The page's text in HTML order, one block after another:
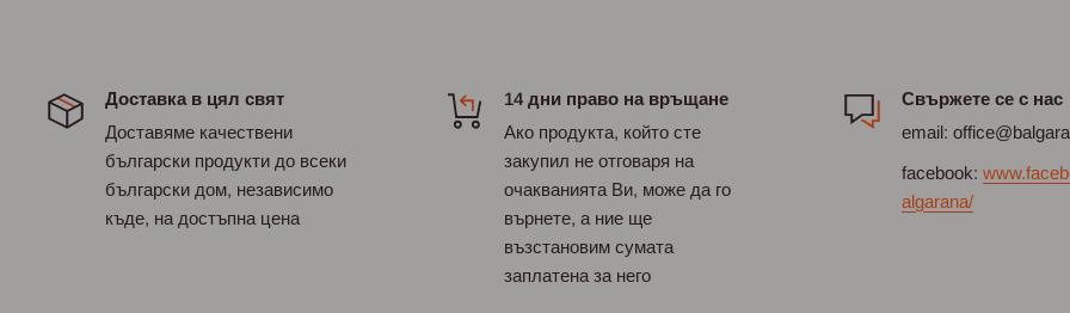
Доставка в цял свят
Доставяме качествени
български продукти до всеки
български дом, независимо
къде, на достъпна цена
14 дни право на връщане
Ако продукта, който сте
закупил не отговаря на
очакванията Ви, може да го
върнете, а ние ще
възстановим сумата
заплатена за него
Свържете се с нас
email:
facebook:
algarana/